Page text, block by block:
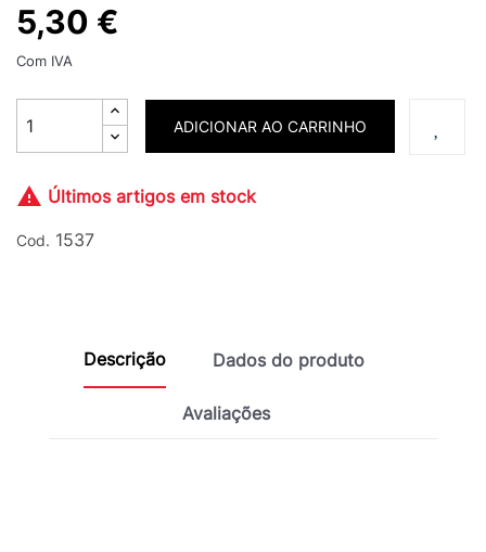
5,30 €
Com IVA
ADICIONAR AO CARRINHO
 Últimos artigos em stock
Cod. 1537
Descrição Dados do produto
Avaliações